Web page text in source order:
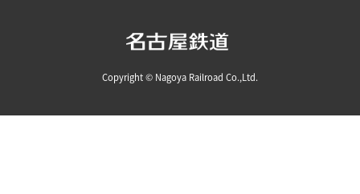
Copyright © Nagoya Railroad Co.,Ltd.